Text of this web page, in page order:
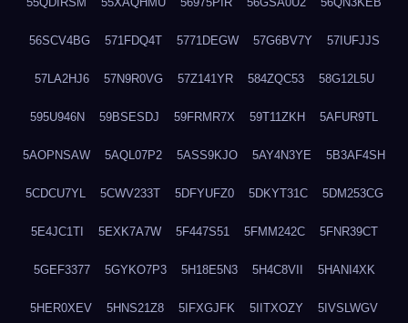
56SCV4BG 571FDQ4T 5771DEGW 57G6BV7Y 57IUFJJS
57LA2HJ6 57N9R0VG 57Z141YR 584ZQC53 58G12L5U
595U946N 59BSESDJ 59FRMR7X 59T11ZKH 5AFUR9TL
5AOPNSAW 5AQL07P2 5ASS9KJO 5AY4N3YE 5B3AF4SH
5CDCU7YL 5CWV233T 5DFYUFZ0 5DKYT31C 5DM253CG
5E4JC1TI 5EXK7A7W 5F447S51 5FMM242C 5FNR39CT
5GEF3377 5GYKO7P3 5H18E5N3 5H4C8VII 5HANI4XK
5HER0XEV 5HNS21Z8 5IFXGJFK 5IITXOZY 5IVSLWGV